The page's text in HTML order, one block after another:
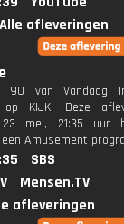
Alle afleveringen
90 van Vandaag
KIJK. Deze
23 mei, 21:35 uur
Amusement
SBS
Mensen.TV
afleveringen